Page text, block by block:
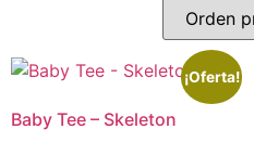
¡Oferta!
Baby Tee – Skeleton